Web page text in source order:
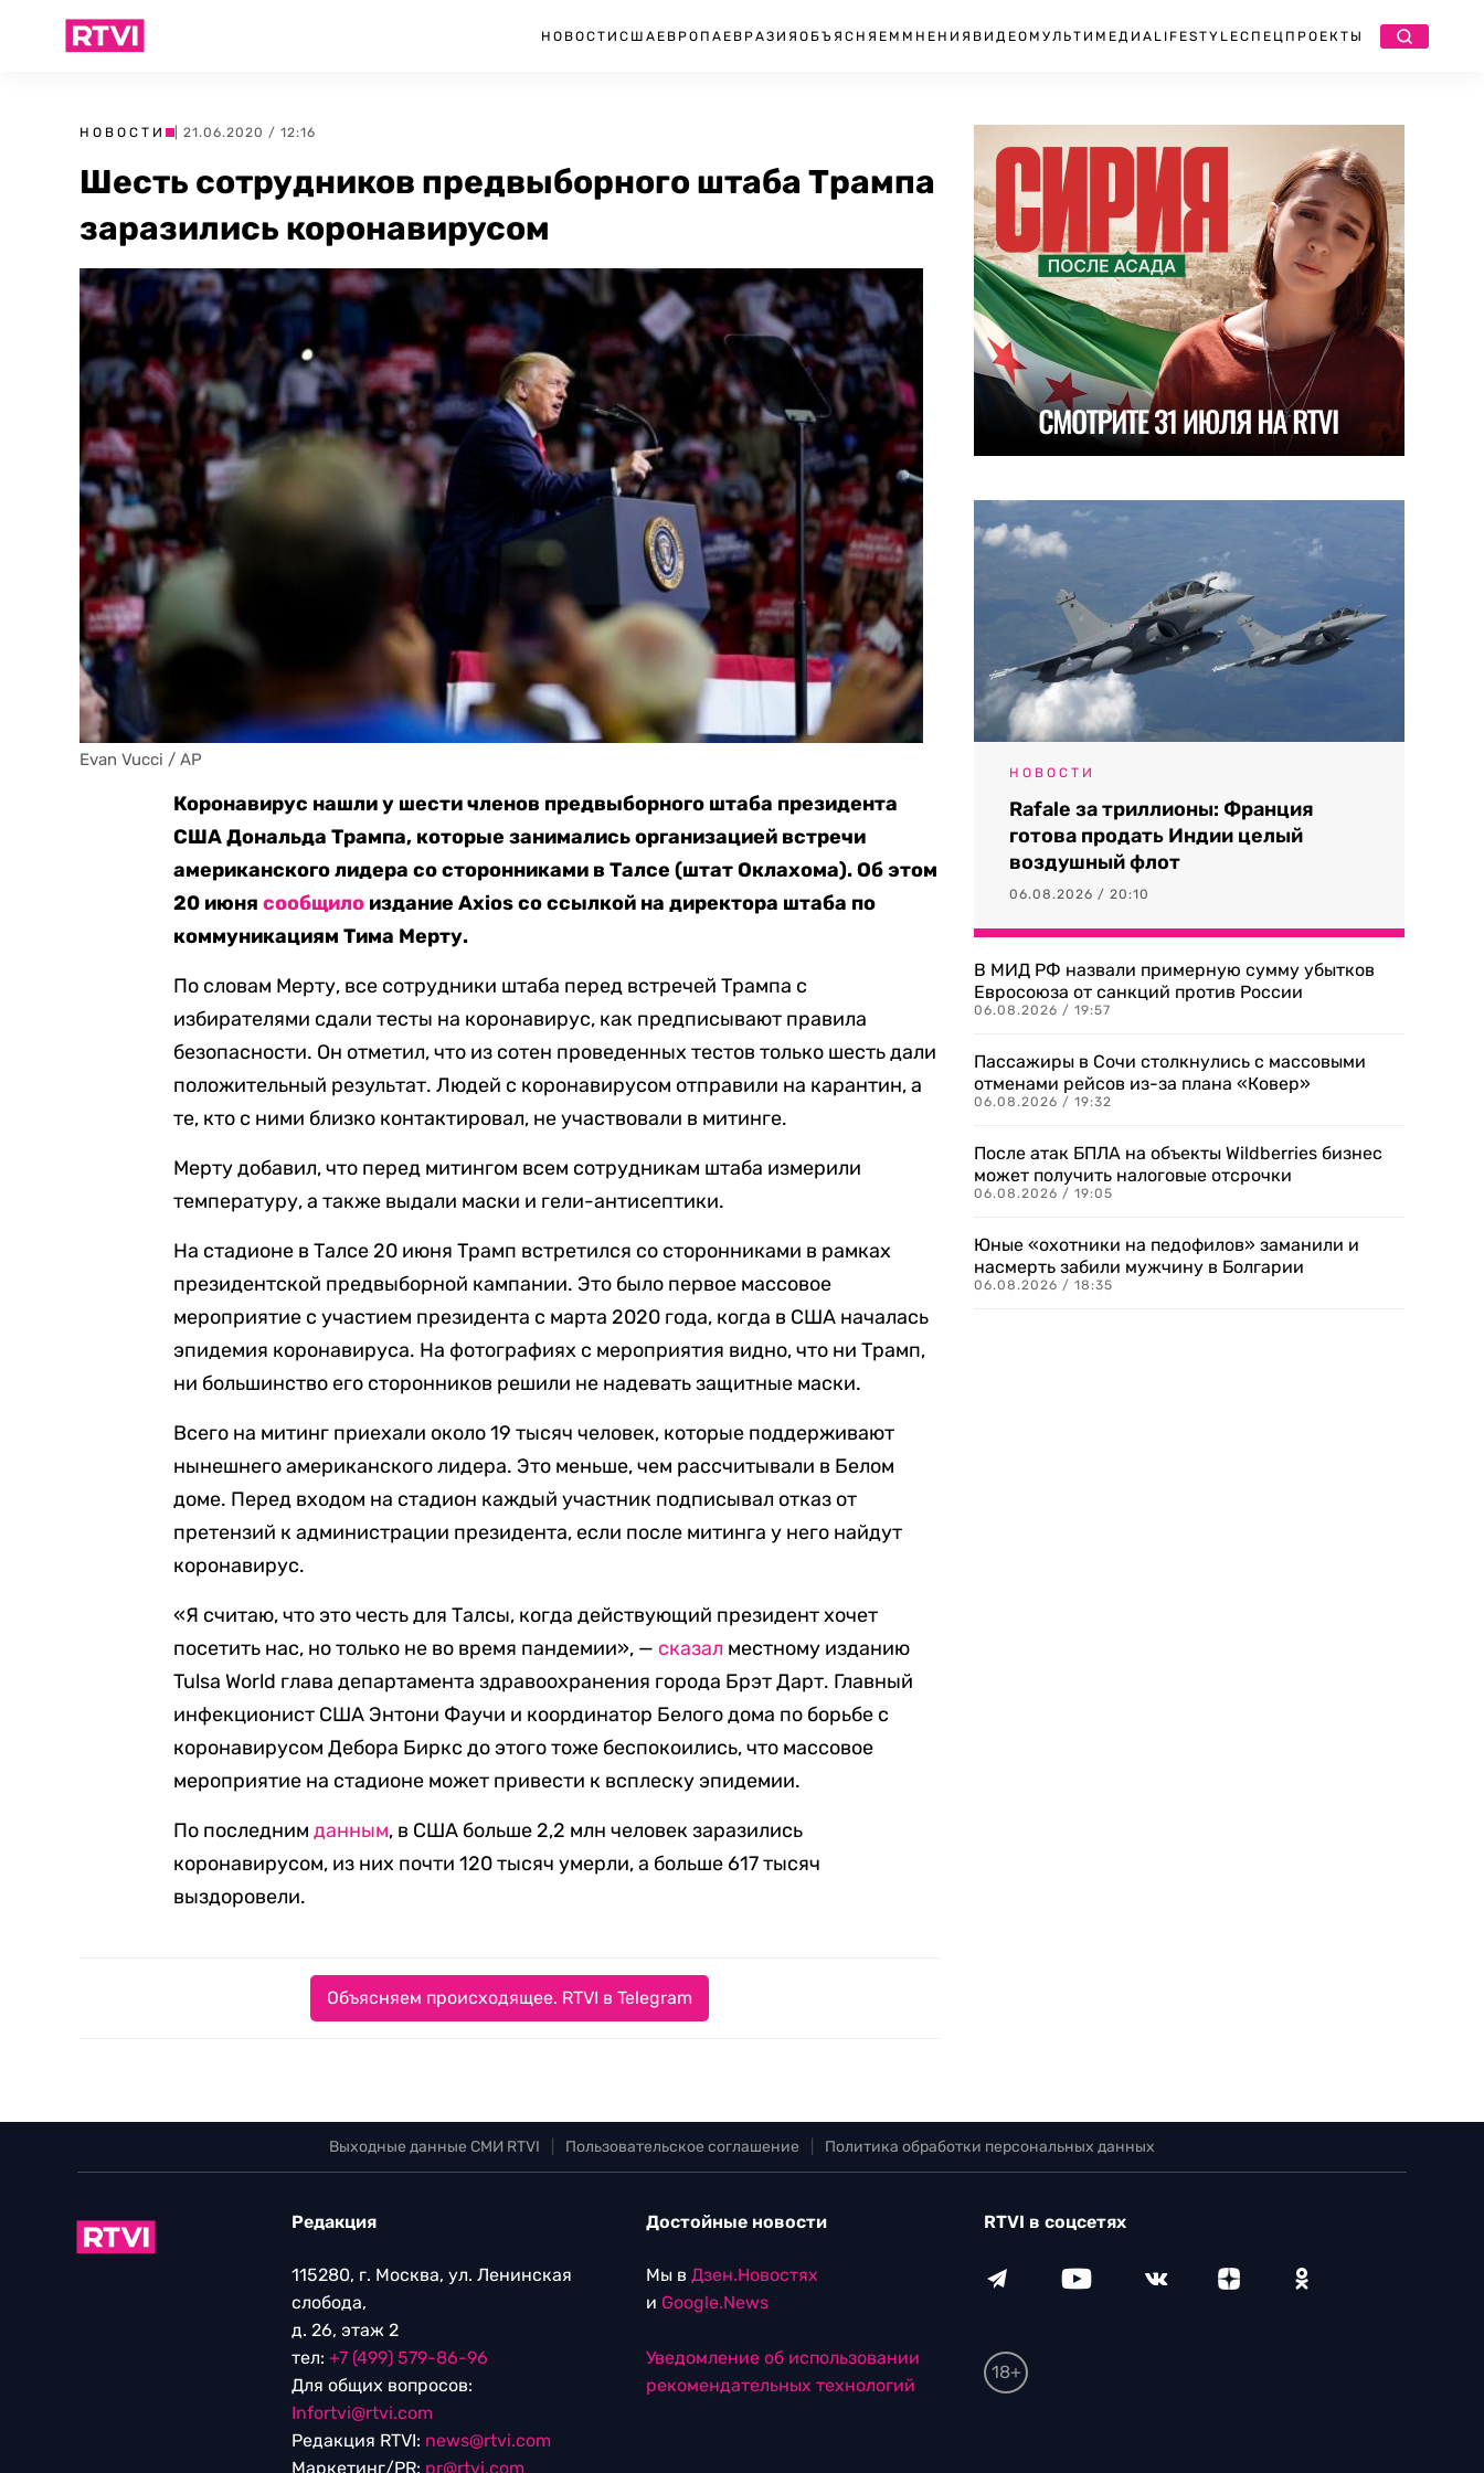
НОВОСТИ США ЕВРОПА ЕВРАЗИЯ ОБЪЯСНЯЕМ МНЕНИЯ ВИДЕО МУЛЬТИМЕДИА LIFESTYLEСПЕЦПРОЕКТЫ
НОВОСТИ | 21.06.2020 / 12:16
Шесть сотрудников предвыборного штаба Трампа
заразились коронавирусом
Evan Vucci / AP
Коронавирус нашли у шести членов предвыборного штаба президента
США Дональда Трампа, которые занимались организацией встречи
американского лидера со сторонниками в Талсе (штат Оклахома). Об этом
20 июнясообщило издание Axios со ссылкой на директора штаба по
коммуникациям Тима Мерту.
По словам Мерту, все сотрудники штаба перед встречей Трампа с
избирателями сдали тесты на коронавирус, как предписывают правила
безопасности. Он отметил, что из сотен проведенных тестов только шесть дали
положительный результат. Людей с коронавирусом отправили на карантин, а
те, кто с ними близко контактировал, не участвовали в митинге.
Мерту добавил, что перед митингом всем сотрудникам штаба измерили
температуру, а также выдали маски и гели-антисептики.
На стадионе в Талсе 20 июня Трамп встретился со сторонниками в рамках
президентской предвыборной кампании. Это было первое массовое
мероприятие с участием президента с марта 2020 года, когда в США началась
эпидемия коронавируса. На фотографиях с мероприятия видно, что ни Трамп,
ни большинство его сторонников решили не надевать защитные маски.
Всего на митинг приехали около 19 тысяч человек, которые поддерживают
нынешнего американского лидера. Это меньше, чем рассчитывали в Белом
доме. Перед входом на стадион каждый участник подписывал отказ от
претензий к администрации президента, если после митинга у него найдут
коронавирус.
«Я считаю, что это честь для Талсы, когда действующий президент хочет
посетить нас, но только не во время пандемии», — сказал местному изданию
Tulsa World глава департамента здравоохранения города Брэт Дарт. Главный
инфекционист США Энтони Фаучи и координатор Белого дома по борьбе с
коронавирусом Дебора Биркс до этого тоже беспокоились, что массовое
мероприятие на стадионе может привести к всплеску эпидемии.
По последнимданным, в США больше 2,2 млн человек заразились
коронавирусом, из них почти 120 тысяч умерли, а больше 617 тысяч
выздоровели.
Объясняем происходящее. RTVI в Telegram
НОВОСТИ
Rafale за триллионы: Франция
готова продать Индии целый
воздушный флот
06.08.2026 / 20:10
В МИД РФ назвали примерную сумму убытков
Евросоюза от санкций против России
06.08.2026 / 19:57
Пассажиры в Сочи столкнулись с массовыми
отменами рейсов из-за плана «Ковер»
06.08.2026 / 19:32
После атак БПЛА на объекты Wildberries бизнес
может получить налоговые отсрочки
06.08.2026 / 19:05
Юные «охотники на педофилов» заманили и
насмерть забили мужчину в Болгарии
06.08.2026 / 18:35
Выходные данные СМИ RTVI Пользовательское соглашение Политика обработки персональных данных
Редакция
115280, г. Москва, ул. Ленинская
слобода,
д. 26, этаж 2
тел: +7 (499) 579-86-96
Для общих вопросов:
Infortvi@rtvi.com
Редакция RTVI: news@rtvi.com
Маркетинг/PR: pr@rtvi.com
Достойные новости
Мы в Дзен.Новостях
и Google.News
Уведомление об использовании
рекомендательных технологий
RTVI в соцсетях
18+